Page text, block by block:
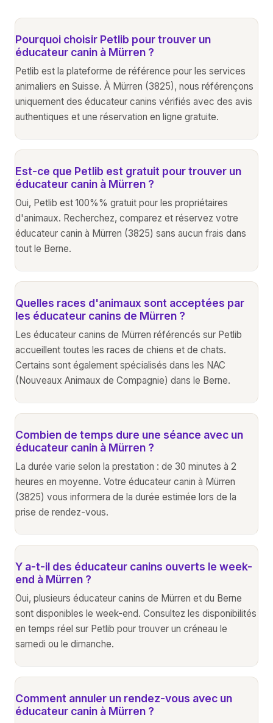
Pourquoi choisir Petlib pour trouver un
éducateur canin à Mürren ?
Petlib est la plateforme de référence pour les services
animaliers en Suisse. À Mürren (3825), nous référençons
uniquement des éducateur canins vérifiés avec des avis
authentiques et une réservation en ligne gratuite.
Est-ce que Petlib est gratuit pour trouver un
éducateur canin à Mürren ?
Oui, Petlib est 100%% gratuit pour les propriétaires
d'animaux. Recherchez, comparez et réservez votre
éducateur canin à Mürren (3825) sans aucun frais dans
tout le Berne.
Quelles races d'animaux sont acceptées par
les éducateur canins de Mürren ?
Les éducateur canins de Mürren référencés sur Petlib
accueillent toutes les races de chiens et de chats.
Certains sont également spécialisés dans les NAC
(Nouveaux Animaux de Compagnie) dans le Berne.
Combien de temps dure une séance avec un
éducateur canin à Mürren ?
La durée varie selon la prestation : de 30 minutes à 2
heures en moyenne. Votre éducateur canin à Mürren
(3825) vous informera de la durée estimée lors de la
prise de rendez-vous.
Y a-t-il des éducateur canins ouverts le week-
end à Mürren ?
Oui, plusieurs éducateur canins de Mürren et du Berne
sont disponibles le week-end. Consultez les disponibilités
en temps réel sur Petlib pour trouver un créneau le
samedi ou le dimanche.
Comment annuler un rendez-vous avec un
éducateur canin à Mürren ?